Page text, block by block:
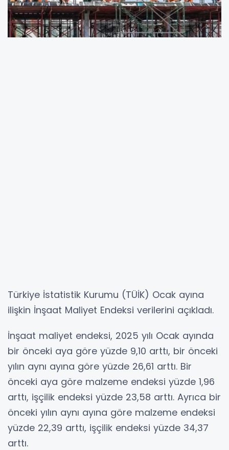
Türkiye İstatistik Kurumu (TÜİK) Ocak ayına
ilişkin İnşaat Maliyet Endeksi verilerini açıkladı.
İnşaat maliyet endeksi, 2025 yılı Ocak ayında
bir önceki aya göre yüzde 9,10 arttı, bir önceki
yılın aynı ayına göre yüzde 26,61 arttı. Bir
önceki aya göre malzeme endeksi yüzde 1,96
arttı, işçilik endeksi yüzde 23,58 arttı. Ayrıca bir
önceki yılın aynı ayına göre malzeme endeksi
yüzde 22,39 arttı, işçilik endeksi yüzde 34,37
arttı.